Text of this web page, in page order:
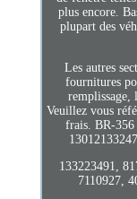
plus encore.
plupart des
Les autres
fournitures
remplissage,
Veuillez vous
frais. BR-356
133223491,
7110927,